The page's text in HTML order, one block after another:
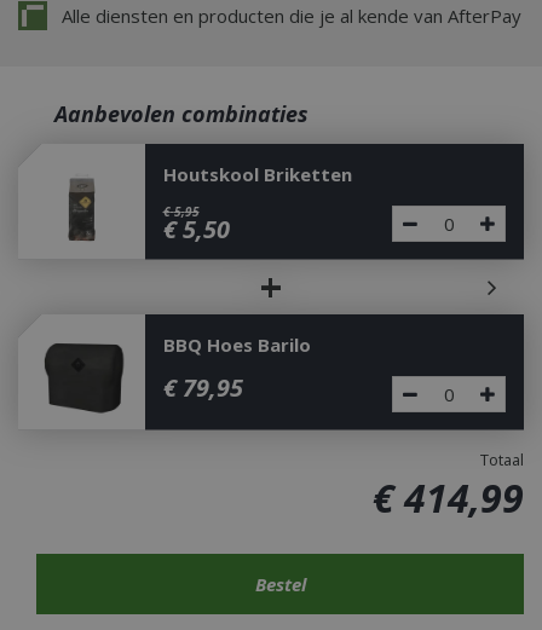
Alle diensten en producten die je al kende van AfterPay
Aanbevolen combinaties
Houtskool Briketten
€ 5,95
€5,50
+
BBQ Hoes Barilo
€ 79,95
Totaal
€414,99